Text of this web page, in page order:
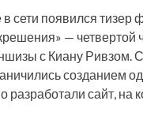
сети появился тизер
— четвертой
с Киану Ривзом.
созданием
разработали сайт, на